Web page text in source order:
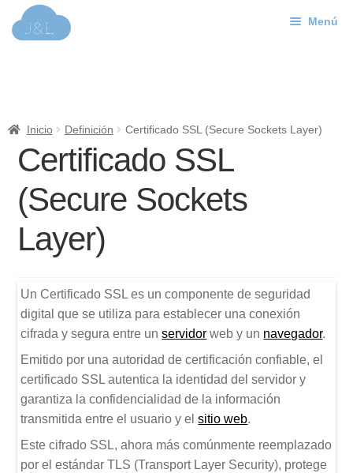
Menú
Contacto
Soporte
Inicio Definición Certificado SSL (Secure Sockets Layer)
Certificado SSL
(Secure Sockets
Layer)
Un Certificado SSL es un componente de seguridad
digital que se utiliza para establecer una conexión
cifrada y segura entre unservidor web y un navegador.
Emitido por una autoridad de certificación confiable, el
certificado SSL autentica la identidad del servidor y
garantiza la confidencialidad de la información
transmitida entre el usuario y elsitio web.
Este cifrado SSL, ahora más comúnmente reemplazado
por el estándar TLS (Transport Layer Security), protege